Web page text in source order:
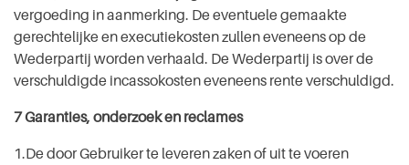
vergoeding in aanmerking. De eventuele gemaakte
gerechtelijke en executiekosten zullen eveneens op de
Wederpartij worden verhaald. De Wederpartij is over de
verschuldigde incassokosten eveneens rente verschuldigd.
7 Garanties, onderzoek en reclames
1.De door Gebruiker te leveren zaken of uit te voeren